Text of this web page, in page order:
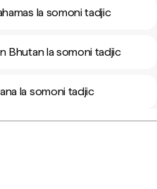
la somoni tadjic
Bhutan la somoni tadjic
la somoni tadjic